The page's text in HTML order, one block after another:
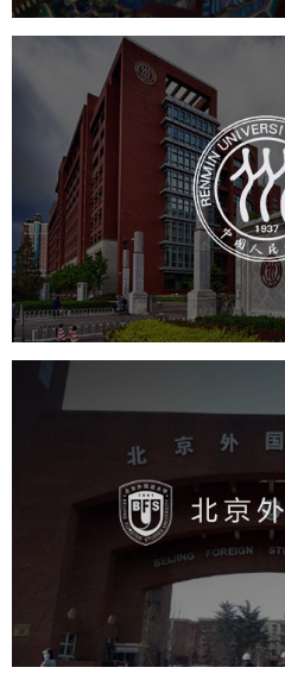
中国人
培训教育 高校 大学网
学校网站建设
北京外国
高校 学校
大学网站建设